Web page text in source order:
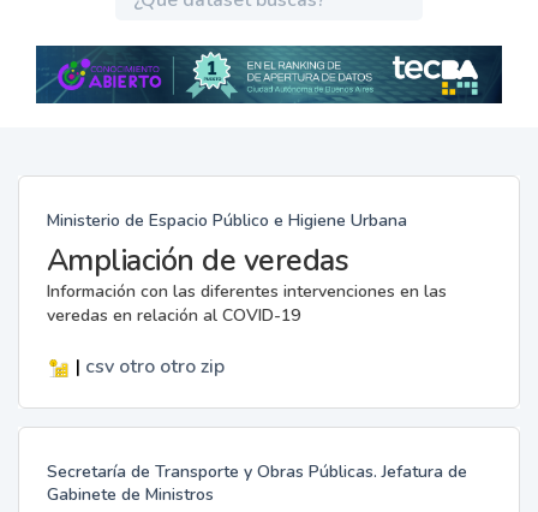
Ministerio de Espacio Público e Higiene Urbana
Ampliación de veredas
Información con las diferentes intervenciones en las
veredas en relación al COVID-19
| csv otro otro zip
Secretaría de Transporte y Obras Públicas. Jefatura de
Gabinete de Ministros